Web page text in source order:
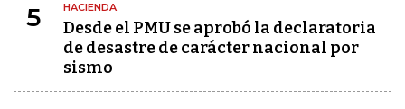
5 HACIENDA
Desde el PMU se aprobó la declaratoria
de desastre de carácter nacional por
sismo